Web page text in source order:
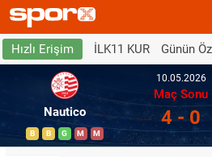
Hızlı Erişim İLK11 KUR Günün
Nautico
B B G M M
10.05.2026
Maç Sonu
4 - 0